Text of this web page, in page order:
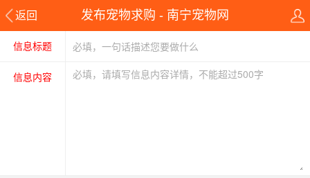
返回 发布宠物求购 - 南宁宠物网
信息标题
信息内容